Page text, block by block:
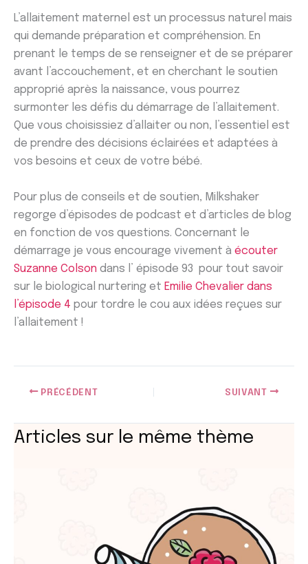
L’allaitement maternel est un processus naturel mais
qui demande préparation et compréhension. En
prenant le temps de se renseigner et de se préparer
avant l’accouchement, et en cherchant le soutien
approprié après la naissance, vous pourrez
surmonter les défis du démarrage de l’allaitement.
Que vous choisissiez d’allaiter ou non, l’essentiel est
de prendre des décisions éclairées et adaptées à
vos besoins et ceux de votre bébé.
Pour plus de conseils et de soutien, Milkshaker
regorge d’épisodes de podcast et d’articles de blog
en fonction de vos questions. Concernant le
démarrage je vous encourage vivement à écouter
Suzanne Colson dans l’ épisode 93 pour tout savoir
sur le biological nurtering et Emilie Chevalier dans
l’épisode 4 pour tordre le cou aux idées reçues sur
l’allaitement !
PRÉCÉDENT SUIVANT
Articles sur le même thème